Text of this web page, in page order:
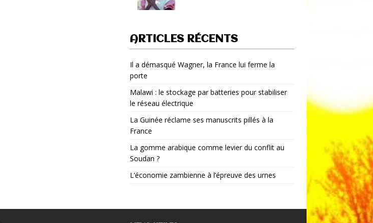
ARTICLES RÉCENTS
Il a démasqué Wagner, la France lui ferme la
porte
Malawi : le stockage par batteries pour stabiliser
le réseau électrique
La Guinée réclame ses manuscrits pillés à la
France
La gomme arabique comme levier du conflit au
Soudan ?
L’économie zambienne à l’épreuve des urnes